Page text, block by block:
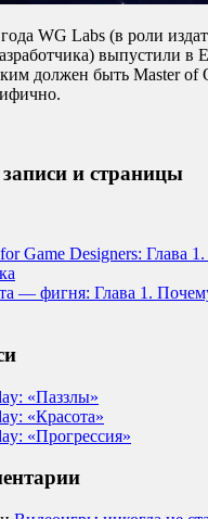
WG Labs (в роли
выпустили в
должен быть Master of
и страницы
Game Designers: Глава
— фигня: Глава 1.
«Паззлы»
«Красота»
«Прогрессия»